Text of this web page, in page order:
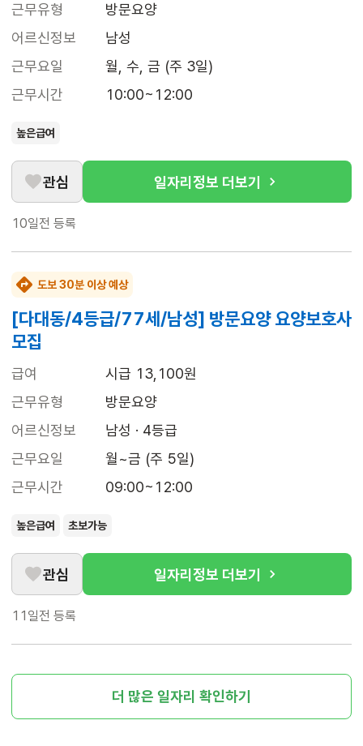
근무유형
방문요양
어르신정보
남성
근무요일
월, 수, 금 (주 3일)
근무시간
10:00~12:00
높은급여
관심 일자리정보 더보기
10일전 등록
도보 30분 이상 예상
[다대동/4등급/77세/남성] 방문요양 요양보호사
모집
급여
시급 13,100원
근무유형
방문요양
어르신정보
남성 · 4등급
근무요일
월~금 (주 5일)
근무시간
09:00~12:00
높은급여 초보가능
관심 일자리정보 더보기
11일전 등록
더 많은 일자리 확인하기